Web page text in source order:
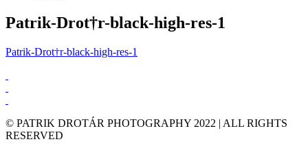
Patrik-Drot†r-black-high-res-1
Patrik-Drot†r-black-high-res-1
© PATRIK DROTÁR PHOTOGRAPHY 2022 | ALL RIGHTS
RESERVED